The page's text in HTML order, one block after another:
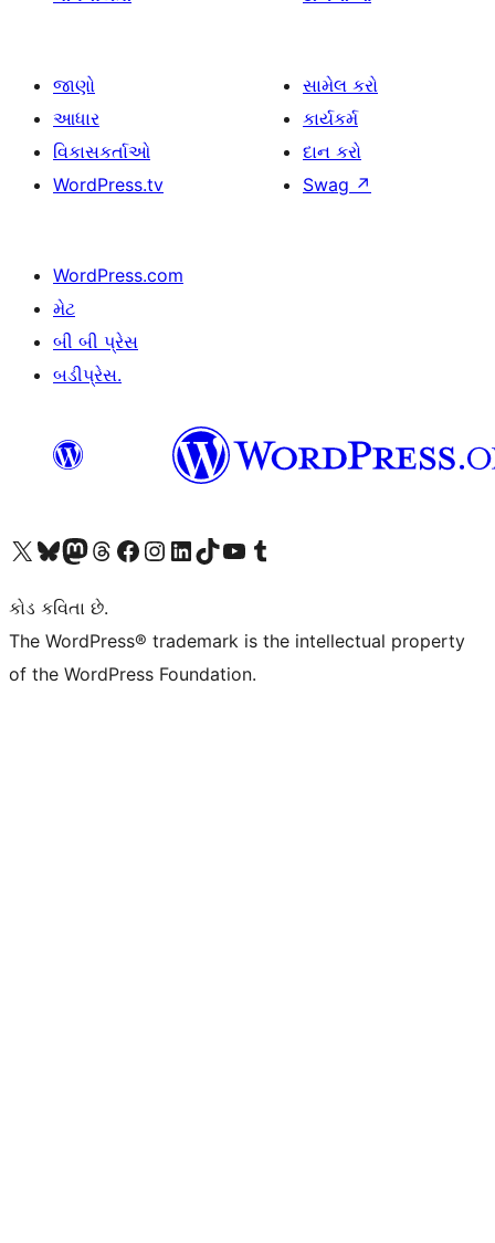
જાણો
આધાર
વિકાસકર્તાઓ
WordPress.tv
સામેલ કરો
કાર્યકર્મ
દાન કરો
Swag ↗
WordPress.com
મેટ
બી બી પ્રેસ
બડીપ્રેસ.
અમારા X (અગાઉ ટ્વિટર) એકાઉન્ટની મુલાકાત લોઅમારા Bluesky એકાઉન્ટની મુલાકાત લોઅમારા માસ્ટોડોન એકાઉન્ટની મુલાકાત લોઅમારા Threads એકાઉન્ટની મુલાકાત લો અમારા ફેસબુક પેજની મુલાકાત લોઅમારા ઇન્સ્ટાગ્રામ એકાઉન્ટની મુલાકાત લો અમારા LinkedIn એકાઉન્ટની મુલાકાત લોઅમારા TikTok એકાઉન્ટની મુલાકાત લોઅમારી YouTube ચેનલની મુલાકાત લો અમારા Tumblr એકાઉન્ટની મુલાકાત લો
કોડ કવિતા છે.
The WordPress® trademark is the intellectual property
of the WordPress Foundation.